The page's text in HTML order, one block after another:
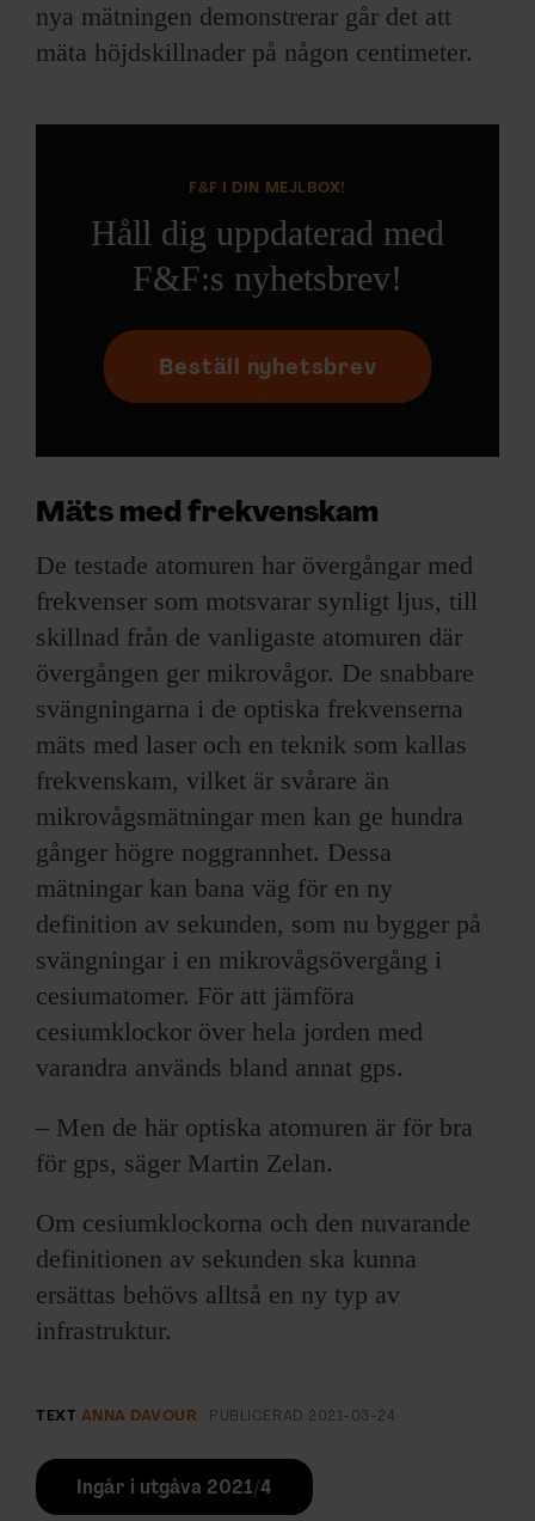
nya mätningen demonstrerar går det att
mäta höjdskillnader på någon centimeter.
F&F I DIN MEJLBOX!
Håll dig uppdaterad med
F&F:s nyhetsbrev!
Beställ nyhetsbrev
Mäts med frekvenskam
De testade atomuren har övergångar med
frekvenser som motsvarar synligt ljus, till
skillnad från de vanligaste atomuren där
övergången ger mikrovågor. De snabbare
svängningarna i de optiska frekvenserna
mäts med laser och en teknik som kallas
frekvenskam, vilket är svårare än
mikrovågsmätningar men kan ge hundra
gånger högre noggrannhet. Dessa
mätningar kan bana väg för en ny
definition av sekunden, som nu bygger på
svängningar i en mikrovågsövergång i
cesiumatomer. För att jämföra
cesiumklockor över hela jorden med
varandra används bland annat gps.
– Men de här optiska atomuren är för bra
för gps, säger Martin Zelan.
Om cesiumklockorna och den nuvarande
definitionen av sekunden ska kunna
ersättas behövs alltså en ny typ av
infrastruktur.
TEXT ANNA DAVOUR PUBLICERAD 2021-03-24
Ingår i utgåva 2021/4